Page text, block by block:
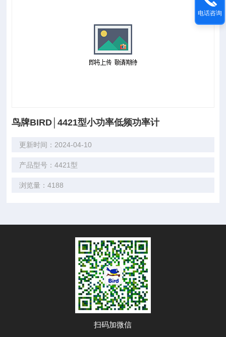
鸟牌BIRD│4421型小功率低频功率计
更新时间：2024-04-10
产品型号：4421型
浏览量：4188
扫码加微信
电话咨询